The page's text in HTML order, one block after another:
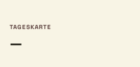
TAGESKARTE
—